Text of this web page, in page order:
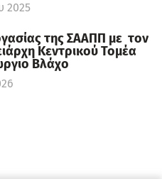
2025
της ΣΑΑΠΠ με τον
Κεντρικού Τομέα
Βλάχο